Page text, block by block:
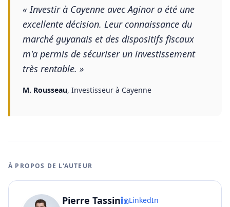
«Investir à Cayenne avec Aginor a été une
excellente décision. Leur connaissance du
marché guyanais et des dispositifs fiscaux
m'a permis de sécuriser un investissement
très rentable. »
M. Rousseau, Investisseur à Cayenne
À PROPOS DE L'AUTEUR
Pierre Tassin
LinkedIn